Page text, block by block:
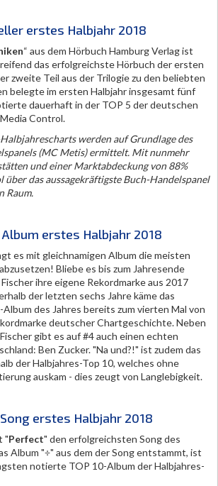
erstes Halbjahr 2018
“ aus dem Hörbuch Hamburg Verlag ist
das erfolgreichste Hörbuch der ersten
zweite Teil aus der Trilogie zu den beliebten
belegte im ersten Halbjahr insgesamt fünf
dauerhaft in der TOP 5 der deutschen
Control.
werden auf Grundlage des
(MC Metis) ermittelt. Mit nunmehr
und einer Marktabdeckung von 88%
über das aussagekräftigste Buch-Handelspanel
Raum.
erstes Halbjahr 2018
es mit gleichnamigen Album die meisten
Bliebe es bis zum Jahresende
ihre eigene Rekordmarke aus 2017
der letzten sechs Jahre käme das
des Jahres bereits zum vierten Mal von
deutscher Chartgeschichte. Neben
gibt es auf #4 auch einen echten
Ben Zucker. "Na und?!" ist zudem das
der Halbjahres-Top 10, welches ohne
auskam - dies zeugt von Langlebigkeit.
erstes Halbjahr 2018
"Perfect" den erfolgreichsten Song des
Album "÷" aus dem der Song entstammt, ist
notierte TOP 10-Album der Halbjahres-